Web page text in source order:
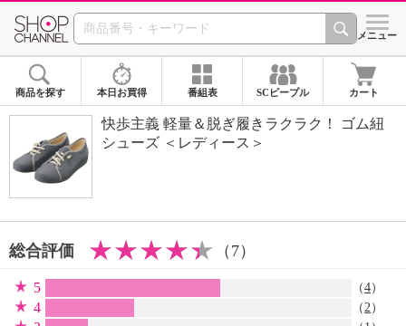
SHOP CHANNEL シメニュー
商品を探す 本日お買得 番組表 SCピープル カート
快歩主義 軽量＆脱ぎ履きラクラク！ ゴム紐
シューズ ＜レディース＞
総合評価 （7）
5 （4）
4 （2）